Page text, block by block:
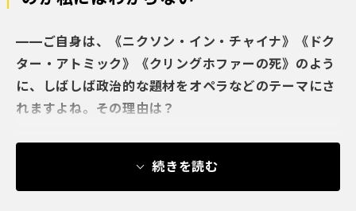
——ご自身は、《ニクソン・イン・チャイナ》《ドク
ター・アトミック》《クリングホファーの死》のよう
に、しばしば政治的な題材をオペラなどのテーマにさ
れますよね。その理由は？
続きを読む